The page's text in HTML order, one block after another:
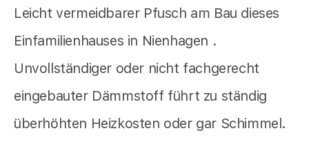
Leicht vermeidbarer Pfusch am Bau dieses
Einfamilienhauses in Nienhagen .
Unvollständiger oder nicht fachgerecht
eingebauter Dämmstoff führt zu ständig
überhöhten Heizkosten oder gar Schimmel.